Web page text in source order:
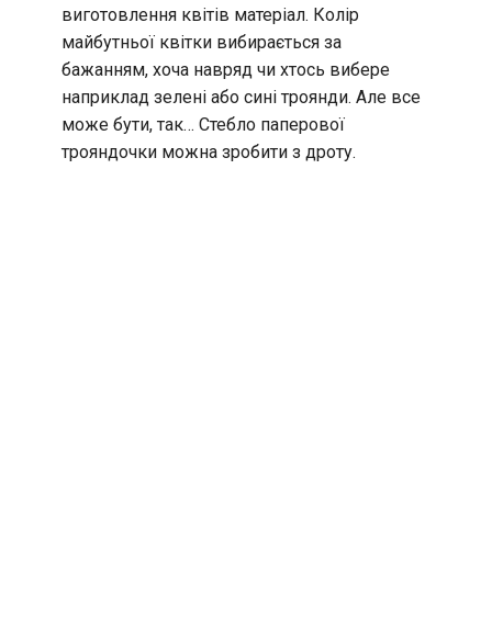
виготовлення квітів матеріал. Колір
майбутньої квітки вибирається за
бажанням, хоча навряд чи хтось вибере
наприклад зелені або сині троянди. Але все
може бути, так… Стебло паперової
трояндочки можна зробити з дроту.